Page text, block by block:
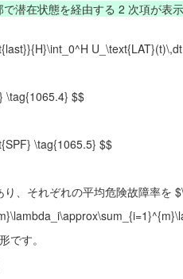
潜在状態を経由する 2 次項が表
\tag{1065.4} $$
\tag{1065.5} $$
、それぞれの平均危険故障率を
です。